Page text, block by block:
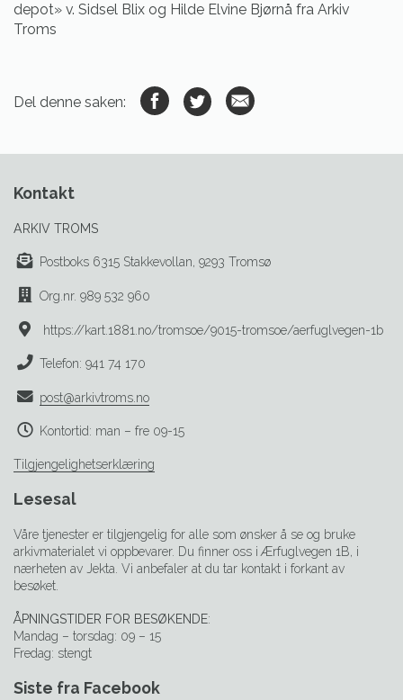
depot» v. Sidsel Blix og Hilde Elvine Bjørnå fra Arkiv
Troms
Del denne saken:
Kontakt
ARKIV TROMS
Postboks 6315 Stakkevollan, 9293 Tromsø
Org.nr. 989 532 960
https://kart.1881.no/tromsoe/9015-tromsoe/aerfuglvegen-1b
Telefon: 941 74 170
post@arkivtroms.no
Kontortid: man – fre 09-15
Tilgjengelighetserklæring
Lesesal
Våre tjenester er tilgjengelig for alle som ønsker å se og bruke
arkivmaterialet vi oppbevarer. Du finner oss i Ærfuglvegen 1B, i
nærheten av Jekta. Vi anbefaler at du tar kontakt i forkant av
besøket.
ÅPNINGSTIDER FOR BESØKENDE:
Mandag – torsdag: 09 – 15
Fredag: stengt
Siste fra Facebook